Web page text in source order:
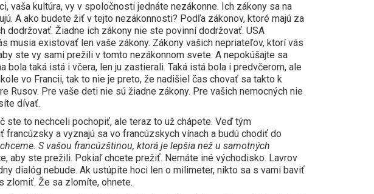
vaša kultúra, vy v spoločnosti jednáte nezákonne. Ich zákony sa na
A ako budete žiť v tejto nezákonnosti? Podľa zákonov, ktoré majú za
Žiadne ich zákony nie ste povinní dodržovať. USA
musia existovať len vaše zákony. Zákony vašich nepriateľov, ktorí vás
ste vy sami prežili v tomto nezákonnom svete. A nepokúšajte sa
bola taká istá i včera, len ju zastierali. Taká istá bola i predvčerom, ale
vo Francii, tak to nie je preto, že nadišiel čas chovať sa takto k
Pre vaše deti nie sú žiadne zákony. Pre vašich nemocných nie
dívať.
ste to nechceli pochopiť, ale teraz to už chápete. Veď tým
a vyznajú sa vo francúzskych vínach a budú chodiť do
S vašou francúzštinou, ktorá je lepšia než u samotných
aby ste prežili. Pokiaľ chcete prežiť. Nemáte iné východisko. Lavrov
dialóg nebude. Ak ustúpite hoci len o milimeter, nikto sa s vami baviť
zlomiť. Že sa zlomíte, ohnete.